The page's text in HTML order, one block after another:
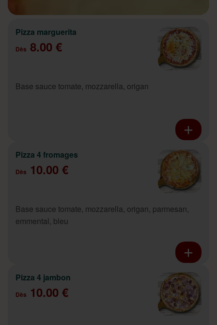
Pizza marguerita
Dès 8.00 €
Base sauce tomate, mozzarella, origan
Pizza 4 fromages
Dès 10.00 €
Base sauce tomate, mozzarella, origan, parmesan,
emmental, bleu
Pizza 4 jambon
Dès 10.00 €